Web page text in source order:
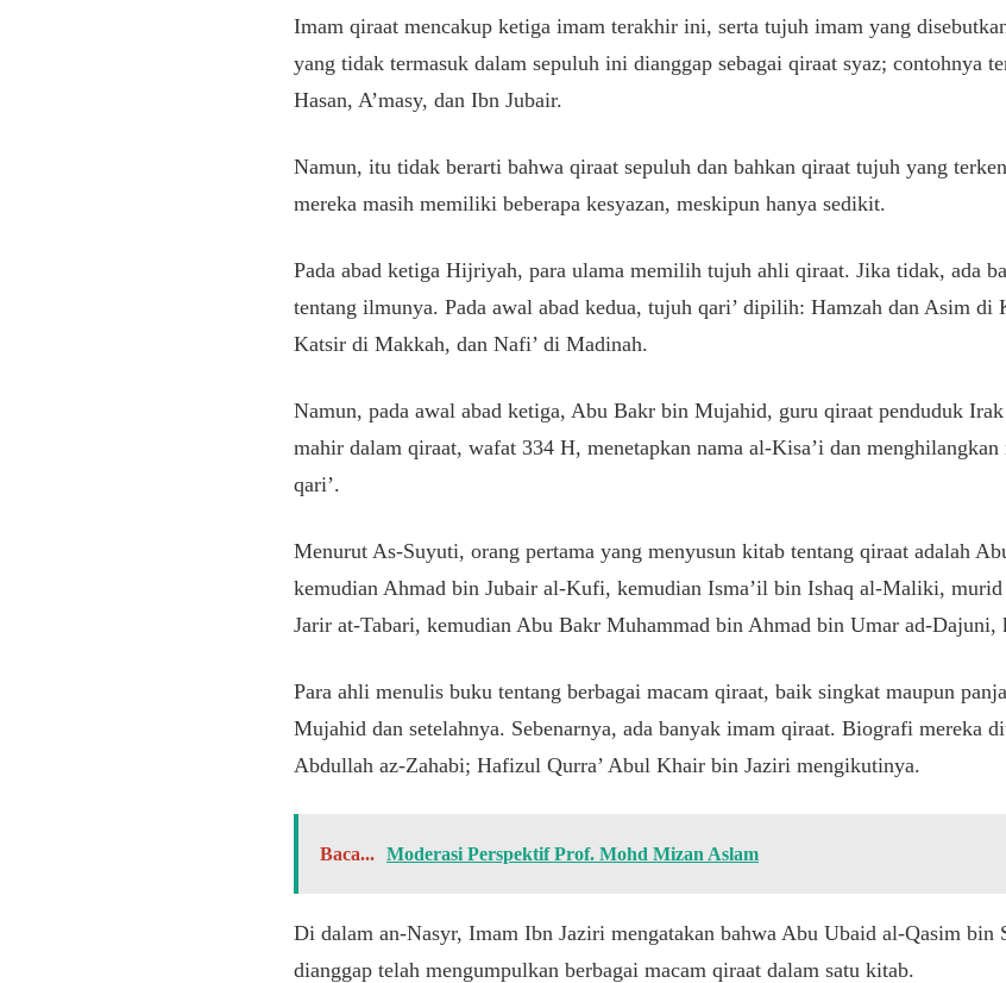
Imam qiraat mencakup ketiga imam terakhir ini, serta tujuh imam yang
yang tidak termasuk dalam sepuluh ini dianggap sebagai qiraat syaz; contohnya
Hasan, A’masy, dan Ibn Jubair.
Namun, itu tidak berarti bahwa qiraat sepuluh dan bahkan qiraat tujuh yang
mereka masih memiliki beberapa kesyazan, meskipun hanya sedikit.
Pada abad ketiga Hijriyah, para ulama memilih tujuh ahli qiraat. Jika tidak, ada
tentang ilmunya. Pada awal abad kedua, tujuh qari’ dipilih: Hamzah dan Asim
Katsir di Makkah, dan Nafi’ di Madinah.
Namun, pada awal abad ketiga, Abu Bakr bin Mujahid, guru qiraat penduduk
mahir dalam qiraat, wafat 334 H, menetapkan nama al-Kisa’i dan
qari’.
Menurut As-Suyuti, orang pertama yang menyusun kitab tentang qiraat adalah
kemudian Ahmad bin Jubair al-Kufi, kemudian Isma’il bin Ishaq al-Maliki,
Jarir at-Tabari, kemudian Abu Bakr Muhammad bin Ahmad bin Umar ad-
Para ahli menulis buku tentang berbagai macam qiraat, baik singkat maupun
Mujahid dan setelahnya. Sebenarnya, ada banyak imam qiraat. Biografi mereka
Abdullah az-Zahabi; Hafizul Qurra’ Abul Khair bin Jaziri mengikutinya.
Baca... Moderasi Perspektif Prof. Mohd Mizan Aslam
Di dalam an-Nasyr, Imam Ibn Jaziri mengatakan bahwa Abu Ubaid al-Qasim bin
dianggap telah mengumpulkan berbagai macam qiraat dalam satu kitab.